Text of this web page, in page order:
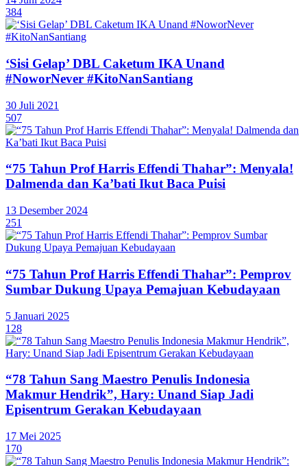
384
‘Sisi Gelap’ DBL Caketum IKA Unand
#NoworNever #KitoNanSantiang
30 Juli 2021
507
“75 Tahun Prof Harris Effendi Thahar”: Menyala!
Dalmenda dan Ka’bati Ikut Baca Puisi
13 Desember 2024
251
“75 Tahun Prof Harris Effendi Thahar”: Pemprov
Sumbar Dukung Upaya Pemajuan Kebudayaan
5 Januari 2025
128
“78 Tahun Sang Maestro Penulis Indonesia
Makmur Hendrik”, Hary: Unand Siap Jadi
Episentrum Gerakan Kebudayaan
17 Mei 2025
170